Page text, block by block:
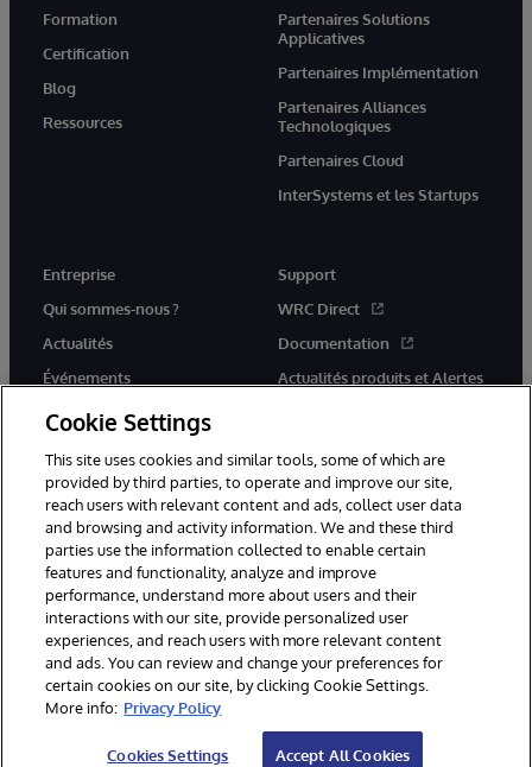
Formation
Certification
Blog
Ressources
Partenaires Solutions
Applicatives
Partenaires Implémentation
Partenaires Alliances
Technologiques
Partenaires Cloud
InterSystems et les Startups
Entreprise
Qui sommes-nous ?
Actualités
Événements
Rejoignez-nous
Support
WRC Direct
Documentation
Actualités produits et Alertes
© 1996-2026 InterSystems Corporation, Cambridge, MA. Tous droits
réservés.
Mentions légales
Déclaration de confidentialité d'InterSystems Corporation
Accessibilité
Cookie Settings
This site uses cookies and similar tools, some of which are
provided by third parties, to operate and improve our site,
reach users with relevant content and ads, collect user data
and browsing and activity information. We and these third
parties use the information collected to enable certain
features and functionality, analyze and improve
performance, understand more about users and their
interactions with our site, provide personalized user
experiences, and reach users with more relevant content
and ads. You can review and change your preferences for
certain cookies on our site, by clicking Cookie Settings.
More info: Privacy Policy
Cookies Settings Accept All Cookies